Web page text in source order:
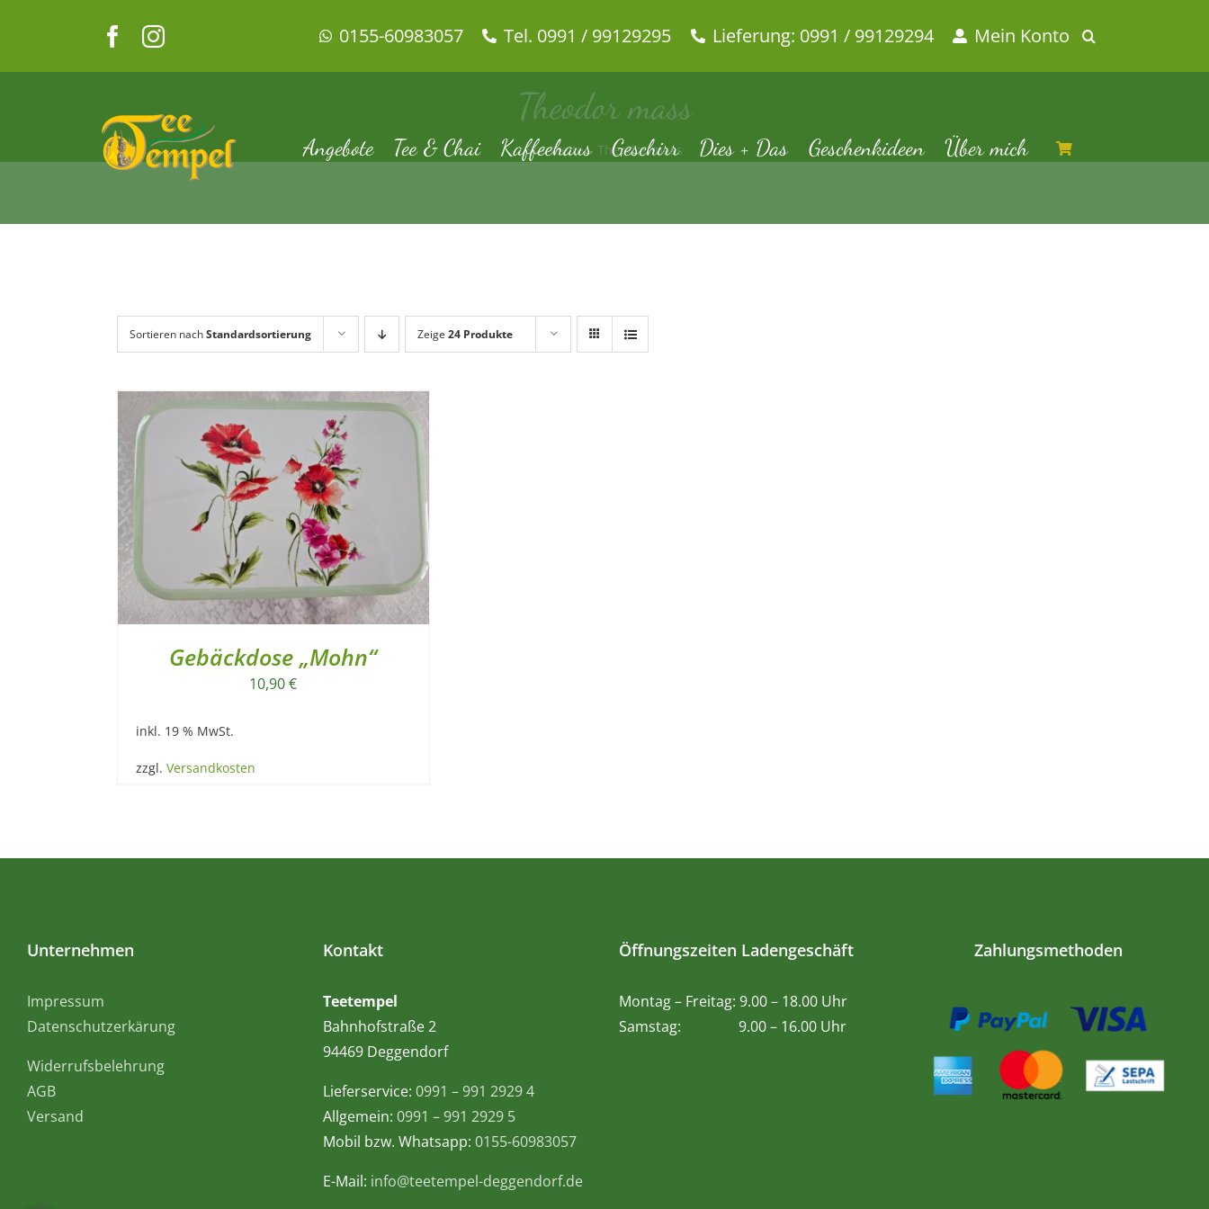
0155-60983057 Tel. 0991 / 99129295 Lieferung: 0991 / 99129294 Mein Konto
Angebote Tee & Chai Kaffeehaus Geschirr Dies + Das Geschenkideen Über mich
Theodor mass
Startseite Theodor mass
Sortieren nachStandardsortierung Zeige 24 Produkte
Gebäckdose „Mohn“
10,90€
inkl. 19 % MwSt.
zzgl. Versandkosten
Unternehmen
Impressum
Datenschutzerkärung
Widerrufsbelehrung
AGB
Versand
Kontakt
Teetempel
Bahnhofstraße 2
94469 Deggendorf
Lieferservice: 0991 – 991 2929 4
Allgemein: 0991 – 991 2929 5
Mobil bzw. Whatsapp: 0155-60983057
E-Mail: info@teetempel-deggendorf.de
Öffnungszeiten Ladengeschäft
Montag – Freitag: 9.00 – 18.00 Uhr
Samstag: 9.00 – 16.00 Uhr
Zahlungsmethoden